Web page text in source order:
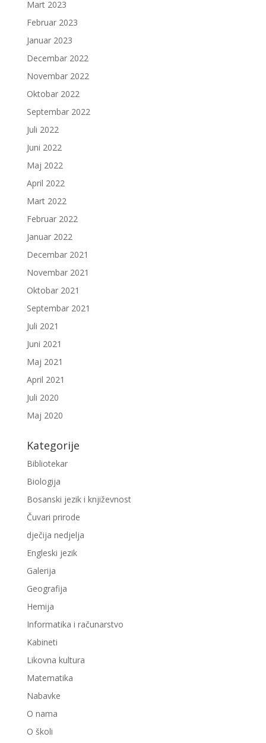
Mart 2023
Februar 2023
Januar 2023
Decembar 2022
Novembar 2022
Oktobar 2022
Septembar 2022
Juli 2022
Juni 2022
Maj 2022
April 2022
Mart 2022
Februar 2022
Januar 2022
Decembar 2021
Novembar 2021
Oktobar 2021
Septembar 2021
Juli 2021
Juni 2021
Maj 2021
April 2021
Juli 2020
Maj 2020
Kategorije
Bibliotekar
Biologija
Bosanski jezik i književnost
Čuvari prirode
dječija nedjelja
Engleski jezik
Galerija
Geografija
Hemija
Informatika i računarstvo
Kabineti
Likovna kultura
Matematika
Nabavke
O nama
O školi